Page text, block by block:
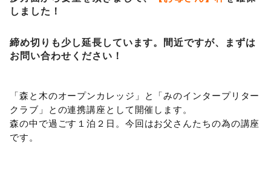
しました！
締め切りも少し延長しています。間近ですが、まずは
お問い合わせください！
「森と木のオープンカレッジ」と「みのインタープリター
クラブ」との連携講座として開催します。
森の中で過ごす１泊２日。今回はお父さんたちの為の講座
です。